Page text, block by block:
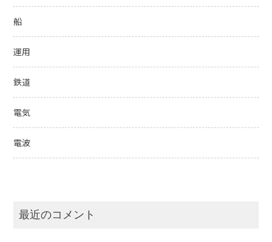
船
運用
鉄道
電気
電波
最近のコメント